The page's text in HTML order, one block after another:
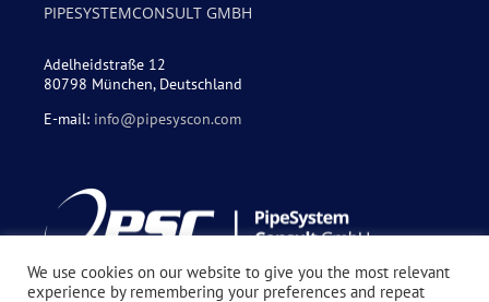
PIPESYSTEMCONSULT GMBH
Adelheidstraße 12
80798 München, Deutschland
E-mail: info@pipesyscon.com
We use cookies on our website to give you the most relevant
experience by remembering your preferences and repeat